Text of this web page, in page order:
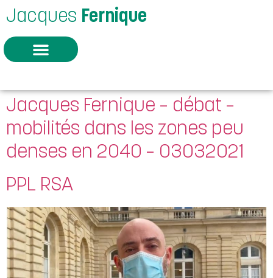
Jacques Fernique
Jacques Fernique – débat –
mobilités dans les zones peu
denses en 2040 – 03032021
PPL RSA